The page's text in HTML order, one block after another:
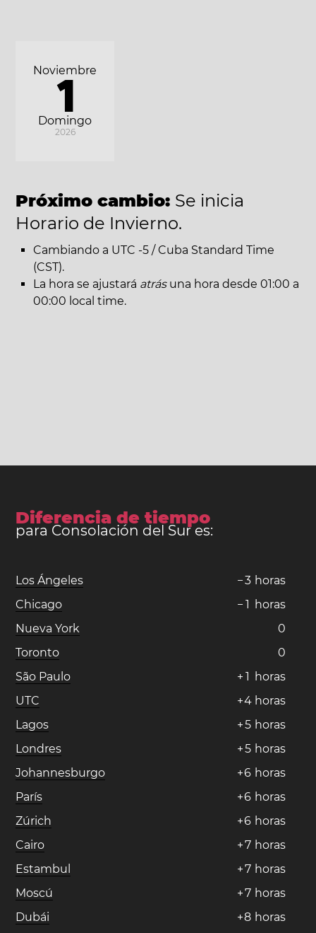
Domingo
Noviembre
1
2026
Próximo cambio: Se inicia
Horario de Invierno.
Cambiando a UTC -5 / Cuba Standard Time
(CST).
La hora se ajustará atrásuna hora desde 01:00 a
00:00 local time.
Diferencia de tiempo
para Consolación del Sur es:
Los Ángeles −3 horas
Chicago
− 1 horas
Nueva York
0
Toronto
0
São Paulo
+ 1 horas
UTC
+4 horas
Lagos
+5 horas
Londres
+5 horas
Johannesburgo
+6 horas
París
+6 horas
Zúrich
+6 horas
Cairo
+7 horas
Estambul
+7 horas
Moscú
+7 horas
Dubái
+8 horas